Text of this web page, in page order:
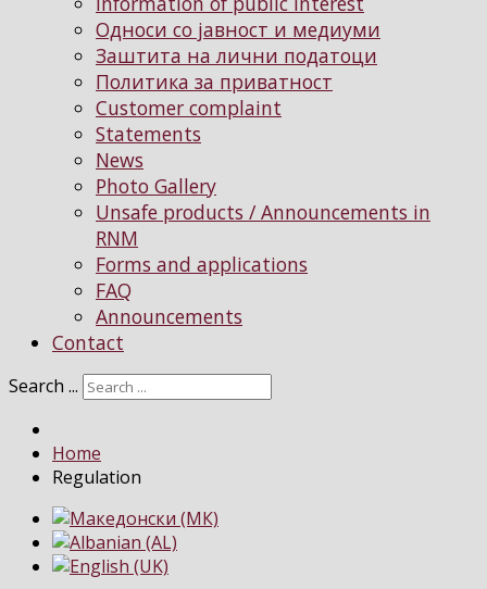
Односи со јавност и медиуми
Заштита на лични податоци
Политика за приватност
Customer complaint
Statements
News
Photo Gallery
Unsafe products / Announcements in
RNM
Forms and applications
FAQ
Announcements
Contact
Search ...
Home
Regulation